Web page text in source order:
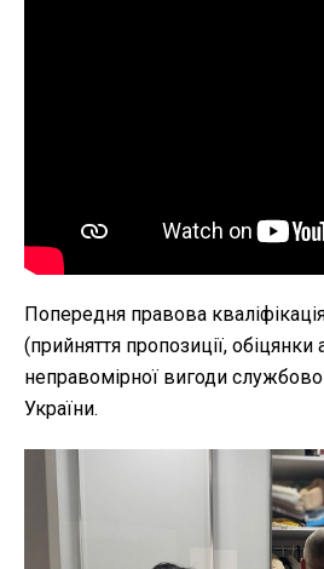
Попередня правова
(прийняття пропозиції,
неправомірної вигоди
України.